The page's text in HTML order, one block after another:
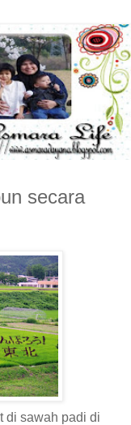
secara
di sawah padi di